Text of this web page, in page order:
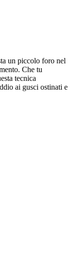
un piccolo foro nel
Che tu
tecnica
ai gusci ostinati e